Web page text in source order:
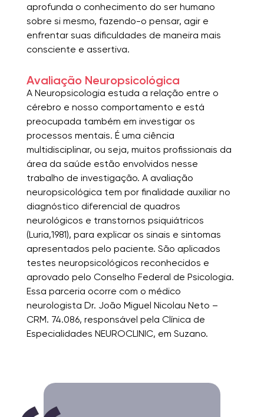
aprofunda o conhecimento do ser humano
sobre si mesmo, fazendo-o pensar, agir e
enfrentar suas dificuldades de maneira mais
consciente e assertiva.
Avaliação Neuropsicológica
A Neuropsicologia estuda a relação entre o
cérebro e nosso comportamento e está
preocupada também em investigar os
processos mentais. É uma ciência
multidisciplinar, ou seja, muitos profissionais da
área da saúde estão envolvidos nesse
trabalho de investigação. A avaliação
neuropsicológica tem por finalidade auxiliar no
diagnóstico diferencial de quadros
neurológicos e transtornos psiquiátricos
(Luria,1981), para explicar os sinais e sintomas
apresentados pelo paciente. São aplicados
testes neuropsicológicos reconhecidos e
aprovado pelo Conselho Federal de Psicologia.
Essa parceria ocorre com o médico
neurologista Dr. João Miguel Nicolau Neto –
CRM. 74.086, responsável pela Clínica de
Especialidades NEUROCLINIC, em Suzano.